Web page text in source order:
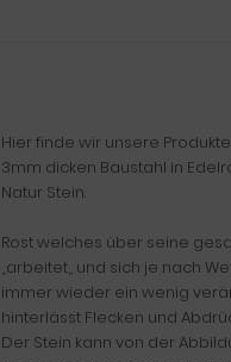
Hier finde wir unsere
3mm dicken Baustahl in
Natur Stein.
Rost welches über seine
,,arbeitet,, und sich je nach
immer wieder ein wenig
hinterlässt Flecken und
Der Stein kann von der